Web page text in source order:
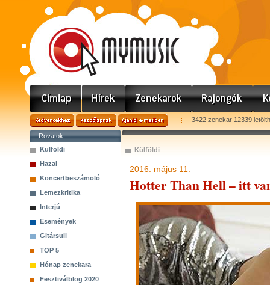
3422 zenekar 12339
Rovatok
Külföldi
Hazai
Koncertbeszámoló
Lemezkritika
Interjú
Események
Gitársuli
TOP 5
Hónap zenekara
Fesztiválblog 2020
Külföldi
2016. május 11.
Hotter Than Hell – itt